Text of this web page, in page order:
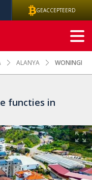
ALANYA WONINGEN
functies in
GEACCEPTEERD